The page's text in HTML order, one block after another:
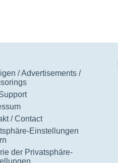
/ Advertisements /
/ Contact
Einstellungen
der Privatsphäre-